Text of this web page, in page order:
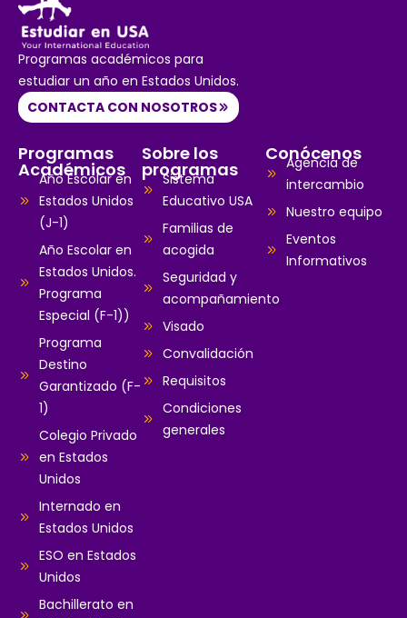
Programas académicos para
estudiar un año en Estados Unidos.
CONTACTA CON NOSOTROS
Programas
Académicos
Año Escolar en
Estados Unidos
(J-1)
Año Escolar en
Estados Unidos.
Programa
Especial (F-1))
Programa
Destino
Garantizado (F-
1)
Colegio Privado
en Estados
Unidos
Internado en
Estados Unidos
ESO en Estados
Unidos
Bachillerato en
Sobre los
programas
Sistema
Educativo USA
Familias de
acogida
Seguridad y
acompañamiento
Visado
Convalidación
Requisitos
Condiciones
generales
Conócenos
Agencia de
intercambio
Nuestro equipo
Eventos
Informativos